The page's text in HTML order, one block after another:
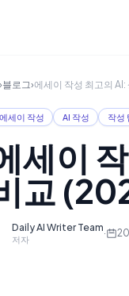
›블로그›에세이 작성 최고의
에세이 작성 AI 작성 작성
세이
교
Daily AI Writer Team
저자
·